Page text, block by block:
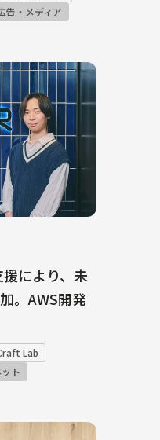
告・メディア
により、未
。AWS開発
Lab
ト